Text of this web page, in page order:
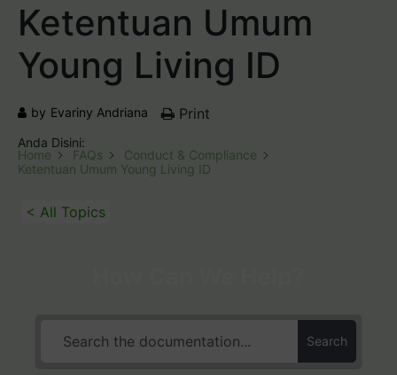
Ketentuan Umum
Young Living ID
by Evariny Andriana Print
Anda Disini:
Home
FAQs
Conduct & Compliance
Ketentuan Umum Young Living ID
< All Topics
Search